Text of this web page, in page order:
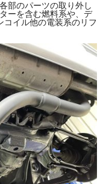
部のパーツの取り外し
ーを含む燃料系や、デ
コイル他の電装系のリフ